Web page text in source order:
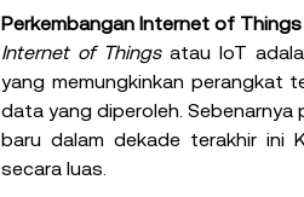
Perkembangan Internet of Things
Internet of Things atau IoT
yang memungkinkan perangkat
data yang diperoleh. Sebenarnya
baru dalam dekade terakhir ini
secara luas.